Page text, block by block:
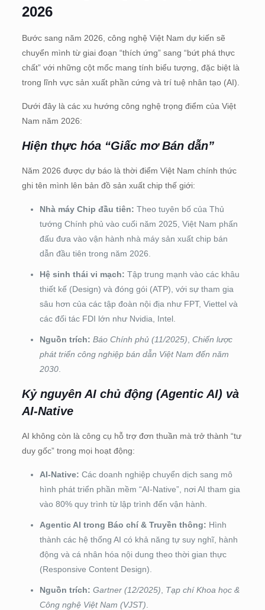
2026
Bước sang năm 2026, công nghệ Việt Nam dự kiến sẽ
chuyển mình từ giai đoạn “thích ứng” sang “bứt phá thực
chất” với những cột mốc mang tính biểu tượng, đặc biệt là
trong lĩnh vực sản xuất phần cứng và trí tuệ nhân tạo (AI).
Dưới đây là các xu hướng công nghệ trọng điểm của Việt
Nam năm 2026:
Hiện thực hóa “Giấc mơ Bán dẫn”
Năm 2026 được dự báo là thời điểm Việt Nam chính thức
ghi tên mình lên bản đồ sản xuất chip thế giới:
Nhà máy Chip đầu tiên: Theo tuyên bố của Thủ
tướng Chính phủ vào cuối năm 2025, Việt Nam phấn
đấu đưa vào vận hành nhà máy sản xuất chip bán
dẫn đầu tiên trong năm 2026.
Hệ sinh thái vi mạch: Tập trung mạnh vào các khâu
thiết kế (Design) và đóng gói (ATP), với sự tham gia
sâu hơn của các tập đoàn nội địa như FPT, Viettel và
các đối tác FDI lớn như Nvidia, Intel.
Nguồn trích: Báo Chính phủ (11/2025) Chiến lược
phát triển công nghiệp bán dẫn Việt Nam đến năm
2030.
Kỷ nguyên AI chủ động (Agentic AI) và
AI-Native
AI không còn là công cụ hỗ trợ đơn thuần mà trở thành “tư
duy gốc” trong mọi hoạt động:
AI-Native: Các doanh nghiệp chuyển dịch sang mô
hình phát triển phần mềm “AI-Native”, nơi AI tham gia
vào 80% quy trình từ lập trình đến vận hành.
Agentic AI trong Báo chí & Truyền thông: Hình
thành các hệ thống AI có khả năng tự suy nghĩ, hành
động và cá nhân hóa nội dung theo thời gian thực
(Responsive Content Design).
Nguồn trích: Gartner (12/2025)
Tạp chí Khoa học &
Công nghệ Việt Nam (VJST)